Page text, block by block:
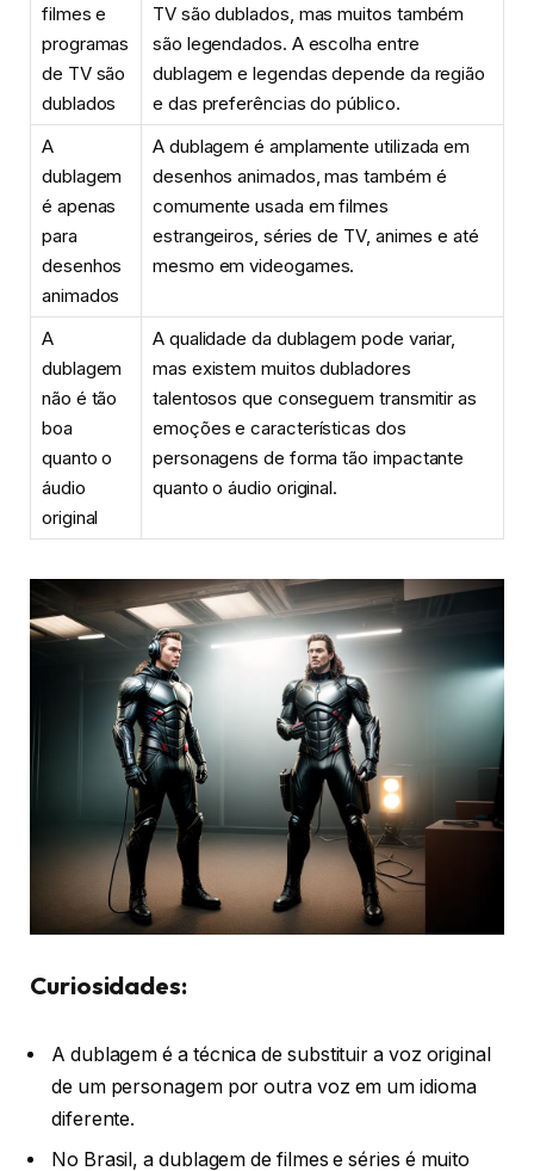
filmes e
programas
de TV são
dublados
TV são dublados, mas muitos também
são legendados. A escolha entre
dublagem e legendas depende da região
e das preferências do público.
A
dublagem
é apenas
para
desenhos
animados
A dublagem é amplamente utilizada em
desenhos animados, mas também é
comumente usada em filmes
estrangeiros, séries de TV, animes e até
mesmo em videogames.
A
dublagem
não é tão
boa
quanto o
áudio
original
A qualidade da dublagem pode variar,
mas existem muitos dubladores
talentosos que conseguem transmitir as
emoções e características dos
personagens de forma tão impactante
quanto o áudio original.
Curiosidades:
A dublagem é a técnica de substituir a voz original
de um personagem por outra voz em um idioma
diferente.
No Brasil, a dublagem de filmes e séries é muito